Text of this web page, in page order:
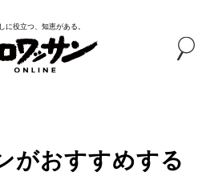
に役立つ、知恵がある。
がおすすめする